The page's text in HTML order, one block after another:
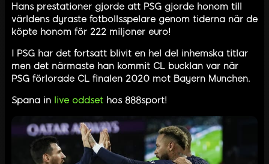
Hans prestationer gjorde att PSG gjorde honom till
världens dyraste fotbollsspelare genom tiderna när de
köpte honom för 222 miljoner euro!
I PSG har det fortsatt blivit en hel del inhemska titlar
men det närmaste han kommit CL bucklan var när
PSG förlorade CL finalen 2020 mot Bayern Munchen.
Spana in live oddset hos 888sport!